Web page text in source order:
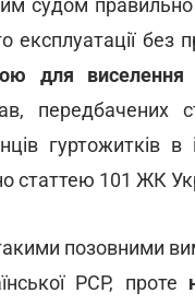
судом
експлуатації без
для виселення
передбачених
гуртожитків
статтею 101 ЖК
позовними
РСР, проте